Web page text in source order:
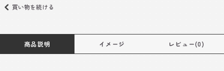
買い物を続ける
商品説明 イメージ レビュー(0)